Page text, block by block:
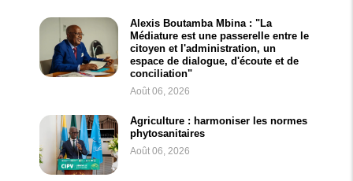
Alexis Boutamba Mbina : "La
Médiature est une passerelle entre le
citoyen et l'administration, un
espace de dialogue, d'écoute et de
conciliation"
Août 06, 2026
Agriculture : harmoniser les normes
phytosanitaires
Août 06, 2026